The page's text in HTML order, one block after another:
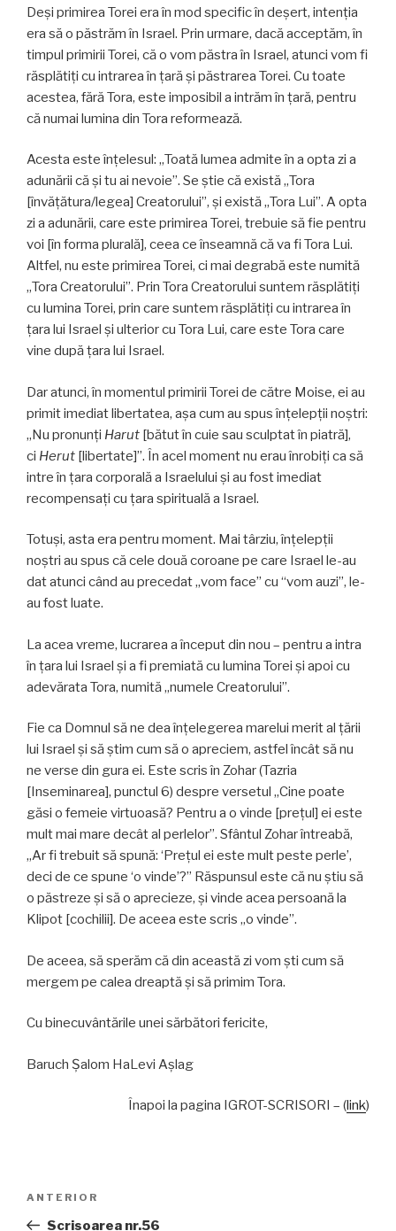
Deşi primirea Torei era în mod specific în deşert, intenţia
era să o păstrăm în Israel. Prin urmare, dacă acceptăm, în
timpul primirii Torei, că o vom păstra în Israel, atunci vom fi
răsplătiţi cu intrarea în ţară şi păstrarea Torei. Cu toate
acestea, fără Tora, este imposibil a intrăm în ţară, pentru
că numai lumina din Tora reformează.
Acesta este înţelesul: „Toată lumea admite în a opta zi a
adunării că şi tu ai nevoie”. Se ştie că există „Tora
[învăţătura/legea] Creatorului”, şi există „Tora Lui”. A opta
zi a adunării, care este primirea Torei, trebuie să fie pentru
voi [în forma plurală], ceea ce înseamnă că va fi Tora Lui.
Altfel, nu este primirea Torei, ci mai degrabă este numită
„Tora Creatorului”. Prin Tora Creatorului suntem răsplătiţi
cu lumina Torei, prin care suntem răsplătiţi cu intrarea în
ţara lui Israel şi ulterior cu Tora Lui, care este Tora care
vine după ţara lui Israel.
Dar atunci, în momentul primirii Torei de către Moise, ei au
primit imediat libertatea, aşa cum au spus înţelepţii noştri:
„Nu pronunţi Harut [bătut în cuie sau sculptat în piatră],
ci Herut [libertate]”. În acel moment nu erau înrobiţi ca să
intre în ţara corporală a Israelului şi au fost imediat
recompensaţi cu ţara spirituală a Israel.
Totuşi, asta era pentru moment. Mai târziu, înţelepţii
noştri au spus că cele două coroane pe care Israel le-au
dat atunci când au precedat „vom face” cu “vom auzi”, le-
au fost luate.
La acea vreme, lucrarea a început din nou – pentru a intra
în ţara lui Israel şi a fi premiată cu lumina Torei şi apoi cu
adevărata Tora, numită „numele Creatorului”.
Fie ca Domnul să ne dea înţelegerea marelui merit al ţării
lui Israel şi să ştim cum să o apreciem, astfel încât să nu
ne verse din gura ei. Este scris în Zohar (Tazria
[Inseminarea], punctul 6) despre versetul „Cine poate
găsi o femeie virtuoasă? Pentru a o vinde [preţul] ei este
mult mai mare decât al perlelor”. Sfântul Zohar întreabă,
„Ar fi trebuit să spună: ‘Preţul ei este mult peste perle’,
deci de ce spune ‘o vinde’?” Răspunsul este că nu ştiu să
o păstreze şi să o aprecieze, şi vinde acea persoană la
Klipot [cochilii]. De aceea este scris „o vinde”.
De aceea, să sperăm că din această zi vom şti cum să
mergem pe calea dreaptă şi să primim Tora.
Cu binecuvântările unei sărbători fericite,
Baruch Şalom HaLevi Aşlag
Înapoi la pagina IGROT-SCRISORI – (link)
Articolul
anterior
ANTERIOR
Scrisoarea nr.56